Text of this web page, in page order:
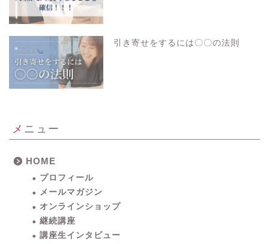
引き寄せをするには〇〇の法則
メニュー
HOME
プロフィール
メールマガジン
オンラインショップ
継続講座
講座生インタビュー